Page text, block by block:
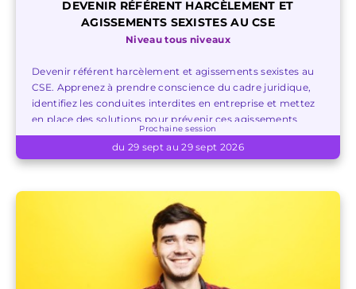
DEVENIR RÉFÉRENT HARCÈLEMENT ET
AGISSEMENTS SEXISTES AU CSE
Niveau tous niveaux
Devenir référent harcèlement et agissements sexistes au
CSE. Apprenez à prendre conscience du cadre juridique,
identifiez les conduites interdites en entreprise et mettez
en place des solutions pour prévenir ces agissements
sexistes dans un contexte professionnel.
Prochaine session
du 29 sept au 29 sept 2026